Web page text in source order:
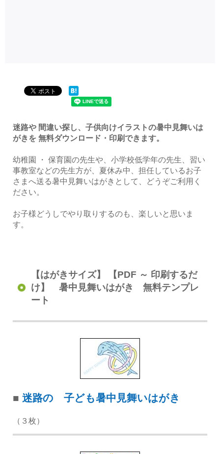
迷路や 間違い探し、子供向けイラストの暑中見舞いは
がきを 無料ダウンロード・印刷できます。
幼稚園 ・ 保育園の先生や、小学校低学年の先生、習い
事教室などの先生方が、夏休み中、担任しているお子
さまへ送る暑中見舞いはがきとして、どうぞご利用く
ださい。
お子様どうしでやり取りするのも、楽しいと思いま
す。
【はがきサイズ】 【PDF ～ 印刷するだ
け】 暑中見舞いはがき 無料テンプレ
ート
■迷路の 子ども暑中見舞いはがき
（３枚）